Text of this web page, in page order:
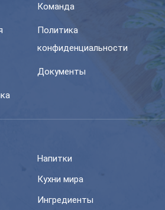
Команда
Политика
конфиденциальности
Документы
Напитки
Кухни мира
Ингредиенты